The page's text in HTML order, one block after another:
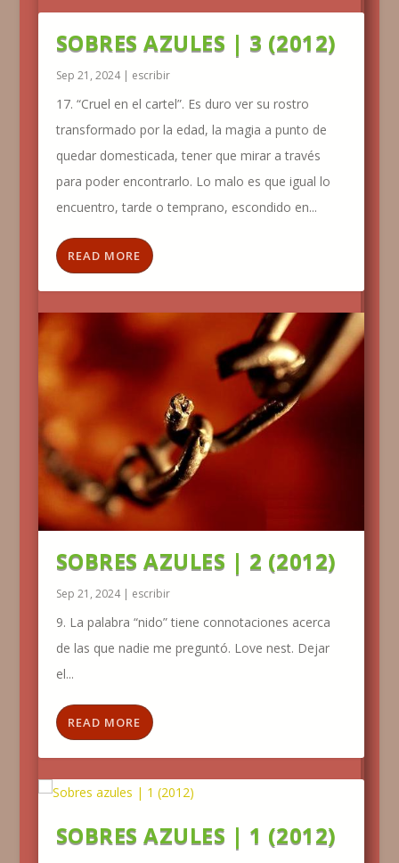
SOBRES AZULES | 3 (2012)
Sep 21, 2024| escribir
17. “Cruel en el cartel”. Es duro ver su rostro
transformado por la edad, la magia a punto de
quedar domesticada, tener que mirar a través
para poder encontrarlo. Lo malo es que igual lo
encuentro, tarde o temprano, escondido en...
READ MORE
SOBRES AZULES | 2 (2012)
Sep 21, 2024| escribir
9. La palabra “nido” tiene connotaciones acerca
de las que nadie me preguntó. Love nest. Dejar
el...
READ MORE
SOBRES AZULES | 1 (2012)